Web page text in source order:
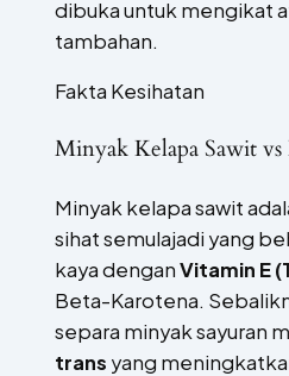
dibuka untuk mengikat
tambahan.
Fakta Kesihatan
Minyak Kelapa Sawit
Minyak kelapa sawit
sihat semulajadi yang
kaya denganVitamin E
Beta-Karotena.
separa minyak sayuran
trans yang